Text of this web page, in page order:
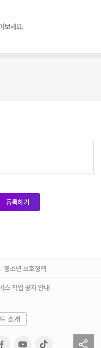
보세요.
등록하기
청소년 보호정책
스 작업 공지 안내
소개